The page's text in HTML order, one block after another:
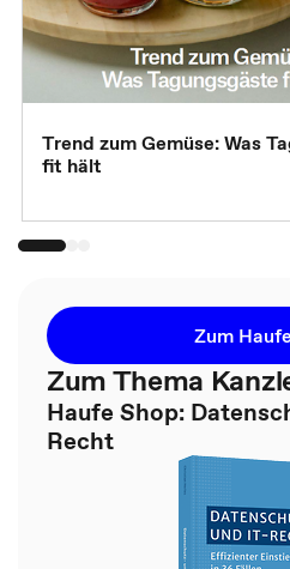
Trend zum Gemüse: Was
fit hält
Zum
Zum Thema
Haufe Shop:
Recht